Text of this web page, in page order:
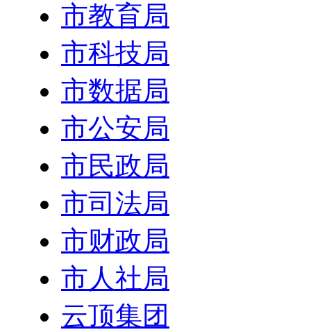
市教育局
市科技局
市数据局
市公安局
市民政局
市司法局
市财政局
市人社局
云顶集团